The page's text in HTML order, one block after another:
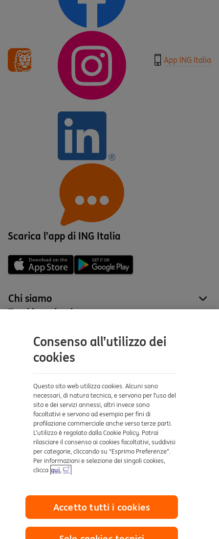
App ING Italia
Scarica l’app di ING Italia
Chi siamo
Tutti i prodotti
Aiuto e supporto
Dove ci trovi
Certificazioni
Collegamenti utili
Mappa del sito
Consenso all’utilizzo dei
cookies
Questo sito web utilizza cookies. Alcuni sono
necessari, di natura tecnica, e servono per l’uso del
sito e dei servizi annessi, altri invece sono
facoltativi e servono ad esempio per fini di
profilazione commerciale anche verso terze parti.
L’utilizzo è regolato dalla Cookie Policy. Potrai
rilasciare il consenso ai cookies facoltativi, suddivisi
per categorie, cliccando su “Esprimo Preferenze”.
Per informazioni e selezione dei singoli cookies,
clicca qui.
Accetto tutti i cookies